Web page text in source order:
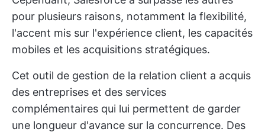
pour plusieurs raisons, notamment la flexibilité,
l'accent mis sur l'expérience client, les capacités
mobiles et les acquisitions stratégiques.
Cet outil de gestion de la relation client a acquis
des entreprises et des services
complémentaires qui lui permettent de garder
une longueur d'avance sur la concurrence. Des